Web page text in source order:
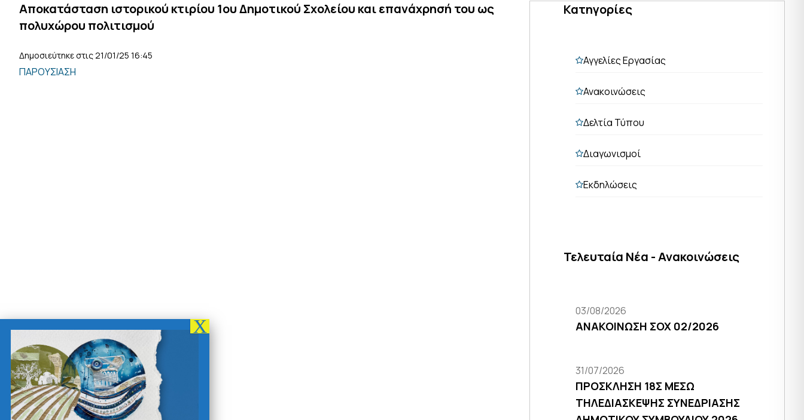
Αποκατάσταση ιστορικού κτιρίου 1ου Δημοτικού Σχολείου και επανάχρησή του ως
πολυχώρου πολιτισμού
Δημοσιεύτηκε στις 21/01/25 16:45
ΠΑΡΟΥΣΙΑΣΗ
Κατηγορίες
Αγγελίες Εργασίας
Ανακοινώσεις
Δελτία Τύπου
Διαγωνισμοί
Εκδηλώσεις
Τελευταία Νέα - Ανακοινώσεις
03/08/2026
ΑΝΑΚΟΙΝΩΣΗ ΣΟΧ 02/2026
31/07/2026
ΠΡΟΣΚΛΗΣΗ 18Σ ΜΕΣΩ
ΤΗΛΕΔΙΑΣΚΕΨΗΣ ΣΥΝΕΔΡΙΑΣΗΣ